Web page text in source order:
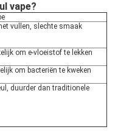
vape?
vullen, slechte smaak
om e-vloeistof te lekken
om bacteriën te kweken
duurder dan traditionele